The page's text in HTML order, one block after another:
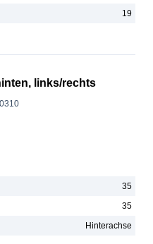
19
links/rechts
35
35
Hinterachse